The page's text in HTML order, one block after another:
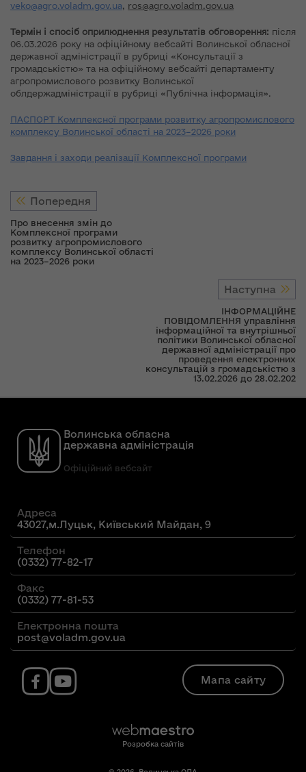
veko@agro.voladm.gov.ua, ros@agro.voladm.gov.ua
Термін і спосіб оприлюднення результатів обговорення: після
06.03.2026 року на офіційному вебсайті Волинської обласної
державної адміністрації в рубриці «Консультації з
громадськістю» та на офіційному вебсайті департаменту
агропромислового розвитку Волинської
облдержадміністрації в рубриці «Публічна інформація».
ПАСПОРТ Комплексної програми розвитку агропромислового
комплексу Волинської області на 2023–2026 роки
Завдання і заходи реалізації Комплексної програми
Попередня
Про внесення змін до
Комплексної програми
розвитку агропромислового
комплексу Волинської області
на 2023–2026 роки
Наступна
ІНФОРМАЦІЙНЕ
ПОВІДОМЛЕННЯ управління
інформаційної та внутрішньої
політики Волинської обласної
державної адміністрації про
проведення електронних
консультацій з громадськістю з
13.02.2026 до 28.02.202
Волинська обласна
державна адміністрація
Офіційний вебсайт
Адреса
43027,м.Луцьк, Київський Майдан, 9
Телефон
(0332) 77-82-17
Факс
(0332) 77-81-53
Електронна пошта
post@voladm.gov.ua
Мапа сайту
Розробка сайтів